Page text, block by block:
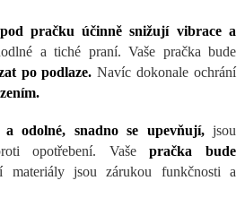
pračku účinně snižují vibrace a
a tiché praní. Vaše pračka bude
po podlaze.Navíc dokonale ochrání
a odolné, snadno se upevňují, jsou
opotřebení. Vašepračka bude
materiály jsou zárukou funkčnosti a